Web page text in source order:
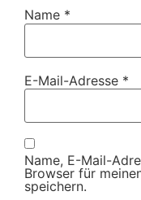
Name *
E-Mail-Adresse *
Name, E-Mail-
Browser für
speichern.